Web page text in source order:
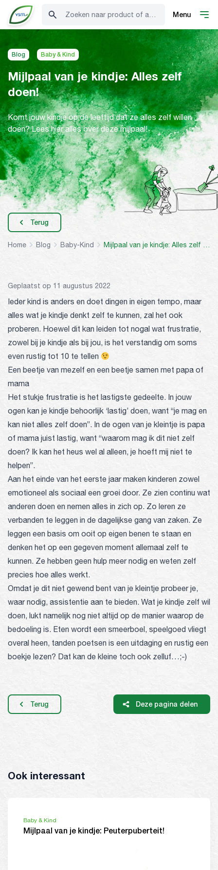
Zoeken naar product of advies Menu
Blog Baby & Kind
Mijlpaal van je kindje: Alles zelf
doen!
Komt jouw kindje op de leeftijd dat ze alles zelf willen
doen? Lees hier alles over deze mijlpaal!
Terug
Home Blog Baby-Kind Mijlpaal van je kindje: Alles zelf doen!
Geplaatst op 11 augustus 2022
Ieder kind is anders en doet dingen in eigen tempo, maar
alles wat je kindje denkt zelf te kunnen, zal het ook
proberen. Hoewel dit kan leiden tot nogal wat frustratie,
zowel bij je kindje als bij jou, is het verstandig om soms
even rustig tot 10 te tellen
Een beetje van mezelf en een beetje samen met papa of
mama
Het stukje frustratie is het lastigste gedeelte. In jouw
ogen kan je kindje behoorlijk ‘lastig’ doen, want “je mag en
kan niet alles zelf doen”. In de ogen van je kleintje is papa
of mama juist lastig, want “waarom mag ik dit niet zelf
doen? Ik kan het heus wel al alleen, je hoeft mij niet te
helpen”.
Aan het einde van het eerste jaar maken kinderen zowel
emotioneel als sociaal een groei door. Ze zien continu wat
anderen doen en nemen alles in zich op. Zo leren ze
verbanden te leggen in de dagelijkse gang van zaken. Ze
leggen een basis om ooit op eigen benen te staan en
denken het op een gegeven moment allemaal zelf te
kunnen. Ze hebben geen hulp meer nodig en weten zelf
precies hoe alles werkt.
Omdat je dit niet gewend bent van je kleintje probeer je,
waar nodig, assistentie aan te bieden. Wat je kindje zelf wil
doen, lukt namelijk nog niet altijd op de manier waarop de
bedoeling is. Eten wordt een smeerboel, speelgoed vliegt
overal heen, tanden poetsen is een uitdaging en rustig een
boekje lezen? Dat kan de kleine toch ook zelluf…;-)
Terug Deze pagina delen
Ook interessant
Baby & Kind
Mijlpaal van je kindje: Peuterpuberteit!